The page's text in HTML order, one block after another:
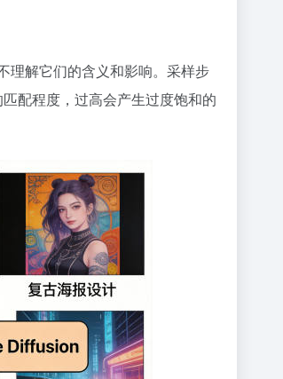
理解它们的含义和影响。采样步
配程度，过高会产生过度饱和的